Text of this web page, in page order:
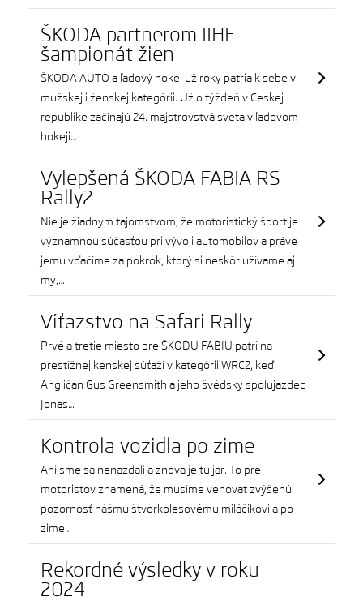
ŠKODA partnerom IIHF
šampionát žien
ŠKODA AUTO a ľadový hokej už roky patria k sebe v
mužskej i ženskej kategórii. Už o týždeň v Českej
republike začínajú 24. majstrovstvá sveta v ľadovom
hokeji…
Vylepšená ŠKODA FABIA RS
Rally2
Nie je žiadnym tajomstvom, že motoristický šport je
významnou súčasťou pri vývoji automobilov a práve
jemu vďačíme za pokrok, ktorý si neskôr užívame aj
my,…
Víťazstvo na Safari Rally
Prvé a tretie miesto pre ŠKODU FABIU patrí na
prestížnej kenskej súťaží v kategórii WRC2, keď
Angličan Gus Greensmith a jeho švédsky spolujazdec
Jonas…
Kontrola vozidla po zime
Ani sme sa nenazdali a znova je tu jar. To pre
motoristov znamená, že musíme venovať zvýšenú
pozornosť nášmu štvorkolesovému miláčikovi a po
zime…
Rekordné výsledky v roku
2024